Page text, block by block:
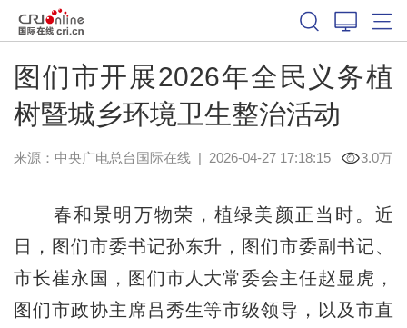
图们市开展2026年全民义务植
树暨城乡环境卫生整治活动
来源：中央广电总台国际在线| 2026-04-27 17:18:15 3.0万
春和景明万物荣，植绿美颜正当时。近
日，图们市委书记孙东升，图们市委副书记、
市长崔永国，图们市人大常委会主任赵显虎，
图们市政协主席吕秀生等市级领导，以及市直